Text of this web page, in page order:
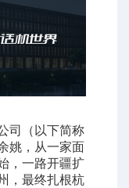
（以下简称
姚，从一家面
，一路开疆扩
，最终扎根杭